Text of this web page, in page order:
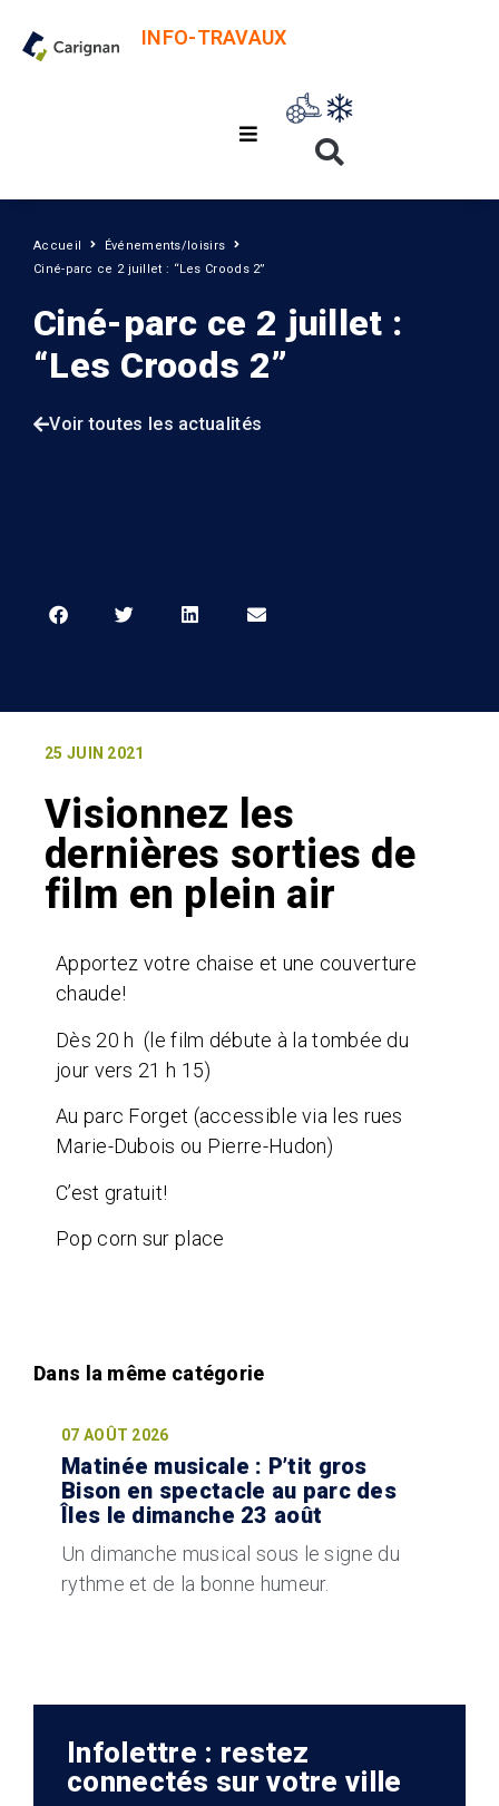
INFO-TRAVAUX
Accueil
Événements/loisirs
Ciné-parc ce 2 juillet : “Les Croods 2”
Ciné-parc ce 2 juillet :
“Les Croods 2”
Voir toutes les actualités
25 JUIN 2021
Visionnez les
dernières sorties de
film en plein air
Apportez votre chaise et une couverture
chaude!
Dès 20 h (le film débute à la tombée du
jour vers 21 h 15)
Au parc Forget (accessible via les rues
Marie-Dubois ou Pierre-Hudon)
C’est gratuit!
Pop corn sur place
07 AOÛT 2026
Matinée musicale : P’tit gros
Bison en spectacle au parc des
Îles le dimanche 23 août
Un dimanche musical sous le signe du
rythme et de la bonne humeur.
Infolettre : restez
connectés sur votre ville